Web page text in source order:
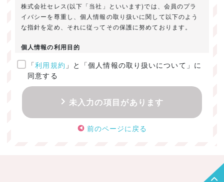
株式会社セレス(以下「当社」といいます)では、会員のプラ
イバシーを尊重し、個人情報の取り扱いに関して以下のよう
な指針を定め、それに従ってその保護に努めております。
個人情報の利用目的
ご提供いただきました個人情報は、以下のためにのみ利用い
たします。
・お問い合わせに対する回答及び資料送付のご連絡
・当社のお客様向けサービスの提供
・本人確認
・サービスの開発・改善のための分析
「利用規約 」と「個人情報の取り扱いについて」に
同意する
未入力の項目があります
前のページに戻る